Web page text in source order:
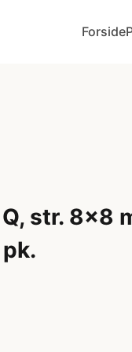
Forside
str. 8x8